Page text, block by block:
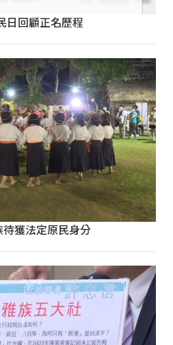
日回顧正名歷程
獲法定原民身分